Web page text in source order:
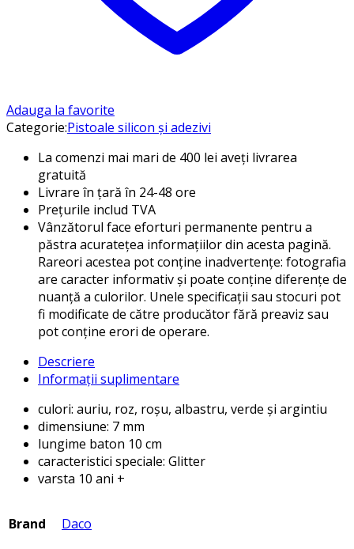
Adauga la favorite
Categorie:Pistoale silicon și adezivi
La comenzi mai mari de 400 lei aveți livrarea
gratuită
Livrare în țară în 24-48 ore
Prețurile includ TVA
Vânzătorul face eforturi permanente pentru a
păstra acuratețea informațiilor din acesta pagină.
Rareori acestea pot conține inadvertențe: fotografia
are caracter informativ și poate conține diferențe de
nuanță a culorilor. Unele specificații sau stocuri pot
fi modificate de către producător fără preaviz sau
pot conține erori de operare.
Descriere
Informații suplimentare
culori: auriu, roz, roșu, albastru, verde și argintiu
dimensiune: 7 mm
lungime baton 10 cm
caracteristici speciale: Glitter
varsta 10 ani +
Brand Daco